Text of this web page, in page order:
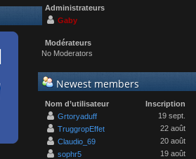
Administrateurs
Gaby
Modérateurs
No Moderators
Newest members
Nom d’utilisateur
Inscription
Grtoryaduff
19 sept.
TruggropEffet
22 août
Claudio_69
20 août
sophr5
19 août